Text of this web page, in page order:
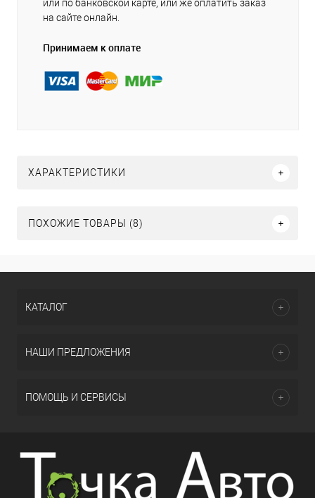
или по банковской карте, или же оплатить заказ
на сайте онлайн.
Принимаем к оплате
ХАРАКТЕРИСТИКИ
ПОХОЖИЕ ТОВАРЫ (8)
КАТАЛОГ
НАШИ ПРЕДЛОЖЕНИЯ
ПОМОЩЬ И СЕРВИСЫ